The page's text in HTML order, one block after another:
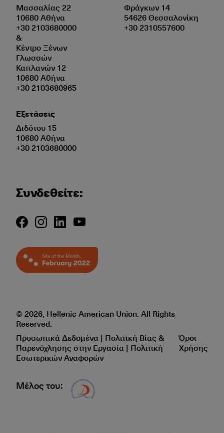
Μασσαλίας 22
10680 Αθήνα
+30 2103680000
&
Κέντρο Ξένων
Γλωσσών
Καπλανών 12
10680 Αθήνα
+30 2103680965
Εξετάσεις
Διδότου 15
10680 Αθήνα
+30 2103680000
Φράγκων 14
54626 Θεσσαλονίκη
+30 2310557600
Συνδεθείτε:
© 2026, Hellenic American Union. All Rights
Reserved.
Προσωπικά Δεδομένα | Πολιτική Βίας &
Παρενόχλησης στην Εργασία | Πολιτική
Εσωτερικών Αναφορών
Όροι
Χρήσης
Μέλος του: